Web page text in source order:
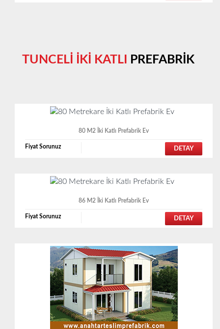
TUNCELİ İKİ KATLI PREFABRİK
80 M2 İki Katlı Prefabrik Ev
Fiyat Sorunuz DETAY
86 M2 İki Katlı Prefabrik Ev
Fiyat Sorunuz DETAY